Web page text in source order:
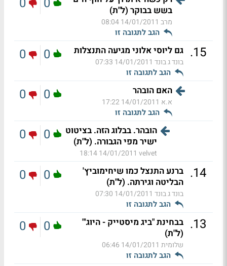
בשש בבוקר (ל"ת)
מרב 14/01/2011 08:04
הגב לתגובה זו
15
. גם ליוסי אלוני מגיעה התנצלות
בונד ג בונד 14/01/2011 07:33
הגב לתגובה זו
0
0
האם הובהר
א.א 14/01/2011 17:22
הגב לתגובה זו
0
0
הובהר. בבלוג הזה. בציטוט
ישיר מפי הגבורה. (ל"ת)
velvet
14/01/2011 18:14
0
0
14
. ברנע התנצל כמו שיחימוביץ'
הבליטה וגירתה. (ל"ת)
בונד ג בונד 14/01/2011 07:30
הגב לתגובה זו
0
0
13
. בבחינת "ביג מיסטייק - היוג'"
(ל"ת)
שלומית 14/01/2011 06:46
הגב לתגובה זו
0
0